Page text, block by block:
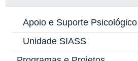
Apoio e Suporte
Unidade SIASS